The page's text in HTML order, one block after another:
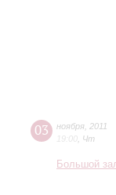
03 ноября 2011
19:00 Чт
Большой